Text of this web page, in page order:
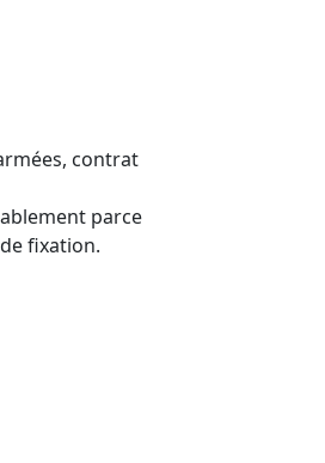
contrat
parce
fixation.